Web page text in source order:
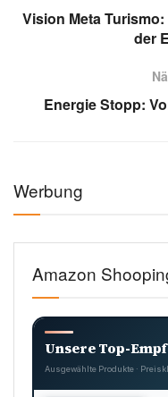
Vision Meta
der
Energie Stopp:
Werbung
Amazon
Unsere Top-
Ausgewählte Produkte ·